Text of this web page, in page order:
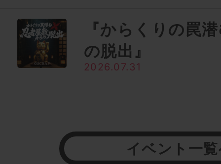
『からくりの罠
の脱出』
2026.07.31
イベント一